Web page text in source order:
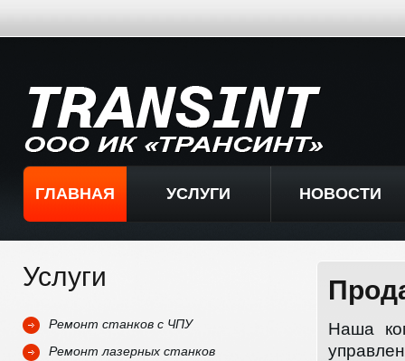
ГЛАВНАЯ УСЛУГИ НОВОСТИ
Услуги
Ремонт станков с ЧПУ
Ремонт лазерных станков
Наша